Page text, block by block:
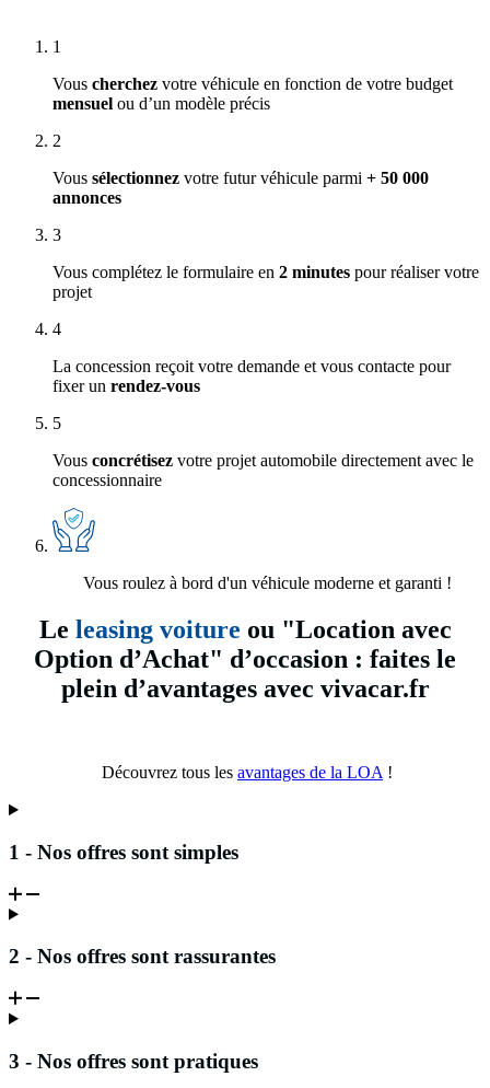
1
Vous cherchez votre véhicule en fonction de votre budget
mensuel ou d’un modèle précis
2
Vous sélectionnez votre futur véhicule parmi + 50 000
annonces
3
Vous complétez le formulaire en 2 minutes pour réaliser votre
projet
4
La concession reçoit votre demande et vous contacte pour
fixer un rendez-vous
5
Vous concrétisez votre projet automobile directement avec le
concessionnaire
Vous roulez à bord d'un véhicule moderne et garanti !
Le leasing voiture ou "Location avec
Option d’Achat" d’occasion : faites le
plein d’avantages avec vivacar.fr
Découvrez tous les avantages de la LOA !
1 - Nos offres sont simples
2 - Nos offres sont rassurantes
3 - Nos offres sont pratiques